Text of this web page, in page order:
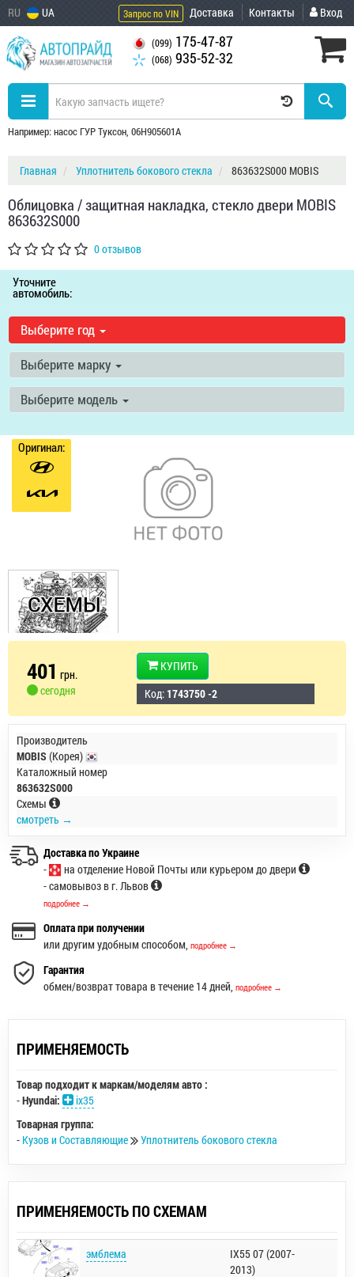
RU UA Запрос по VIN Доставка Контакты Вход
(099) 175-47-87
(068) 935-52-32
Например: насос ГУР Туксон, 06H905601A
Главная Уплотнитель бокового стекла 863632S000 MOBIS
Облицовка / защитная накладка, стекло двери MOBIS
863632S000
0 отзывов
Уточните
автомобиль:
Выберите год
Выберите марку
Выберите модель
Оригинал:
401 грн.
сегодня
КУПИТЬ
Код: 1743750 -2
Производитель
MOBIS (Корея)
Каталожный номер
863632S000
Схемы
смотреть →
Доставка по Украине
-
на отделение Новой Почты или курьером до двери
- самовывоз в г. Львов
подробнее →
Оплата при получении
или другим удобным способом, подробнее →
Гарантия
обмен/возврат товара в течение 14 дней, подробнее →
ПРИМЕНЯЕМОСТЬ
Товар подходит к маркам/моделям авто :
-Hyundai:
ix35
Товарная группа:
- Кузов и Составляющие Уплотнитель бокового стекла
ПРИМЕНЯЕМОСТЬ ПО СХЕМАМ
эмблема
IX55 07 (2007-
2013)